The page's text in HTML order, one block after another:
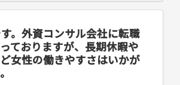
。外資コンサル会社に転職
ておりますが、長期休暇や
女性の働きやすさはいかが